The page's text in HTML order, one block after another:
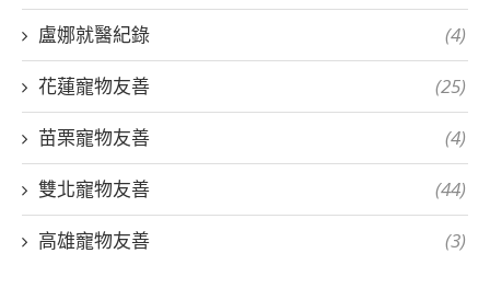
盧娜就醫紀錄 (4)
花蓮寵物友善 (25)
苗栗寵物友善 (4)
雙北寵物友善 (44)
高雄寵物友善 (3)